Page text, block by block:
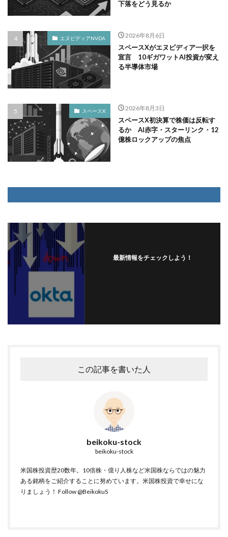
下落をどう見るか
エヌビディアNVDA 2026年8月6日
スペースXがエヌビディア一択を
宣言 10ギガワットAI投資が変え
る半導体市場
スペースX 2026年8月3日
スペースX初決算で株価は反転す
るか AI赤字・スターリンク・12
億株ロックアップの焦点
最新情報をチェックしよう！
この記事を書いた人
beikoku-stock
beikoku-stock
米国株投資歴20数年。10倍株・億り人株など米国株ならではの魅力
ある銘柄をご紹介することに努めています。米国株投資で幸せにな
りましょう！ Follow @BeikokuS